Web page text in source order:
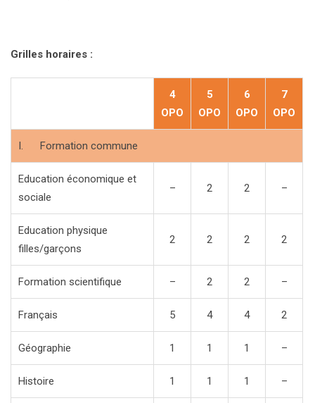
Grilles horaires :
4
OPO
5
OPO
6
OPO
7
OPO
I. Formation commune
Education économique et
sociale
– 2 2 –
Education physique
filles/garçons
2 2 2 2
Formation scientifique – 2 2 –
Français 5 4 4 2
Géographie 1 1 1 –
Histoire 1 1 1 –